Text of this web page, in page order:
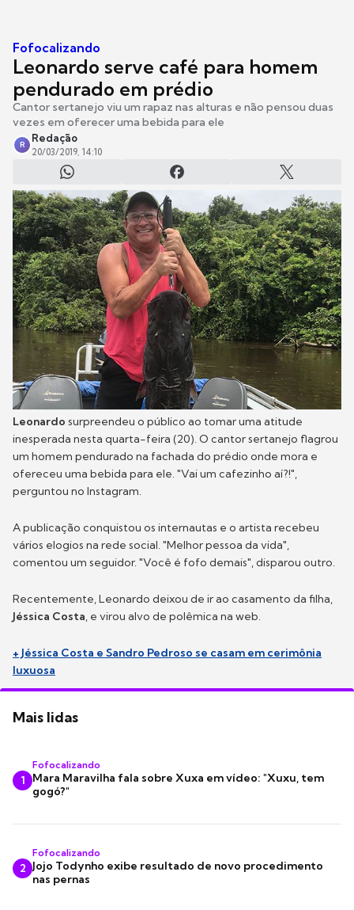
Fofocalizando
Leonardo serve café para homem
pendurado em prédio
Cantor sertanejo viu um rapaz nas alturas e não pensou duas
vezes em oferecer uma bebida para ele
R
Redação
20/03/2019, 14:10
Leonardo surpreendeu o público ao tomar uma atitude
inesperada nesta quarta-feira (20). O cantor sertanejo flagrou
um homem pendurado na fachada do prédio onde mora e
ofereceu uma bebida para ele. "Vai um cafezinho aí?!",
perguntou no Instagram.
A publicação conquistou os internautas e o artista recebeu
vários elogios na rede social. "Melhor pessoa da vida",
comentou um seguidor. "Você é fofo demais", disparou outro.
Recentemente, Leonardo deixou de ir ao casamento da filha,
Jéssica Costa, e virou alvo de polêmica na web.
+ Jéssica Costa e Sandro Pedroso se casam em cerimônia
luxuosa
Mais lidas
1
Fofocalizando
Mara Maravilha fala sobre Xuxa em vídeo: "Xuxu, tem
gogó?"
2
Fofocalizando
Jojo Todynho exibe resultado de novo procedimento
nas pernas